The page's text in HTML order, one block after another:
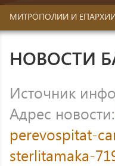
МИТРОПОЛИИ И
НОВОСТИ
Источник
Адрес новости:
perevospitat-
sterlitamaka-